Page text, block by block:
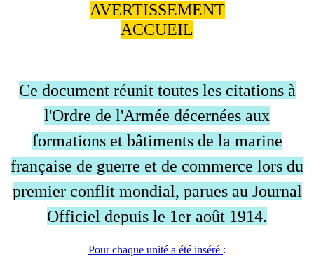
AVERTISSEMENT
ACCUEIL
Ce document réunit toutes les citations à
l'Ordre de l'Armée décernées aux
formations et bâtiments de la marine
française de guerre et de commerce lors du
premier conflit mondial, parues au Journal
Officiel depuis le 1er août 1914.
Pour chaque unité a été inséré :